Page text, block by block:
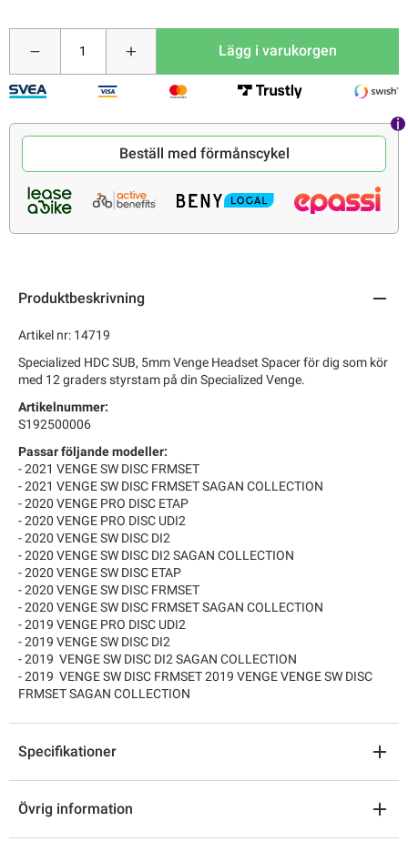
Lägg i varukorgen
Beställ med förmånscykel
Produktbeskrivning
Artikel nr: 14719
Specialized HDC SUB, 5mm Venge Headset Spacer för dig som kör
med 12 graders styrstam på din Specialized Venge.
Artikelnummer:
S192500006
Passar följande modeller:
- 2021 VENGE SW DISC FRMSET
- 2021 VENGE SW DISC FRMSET SAGAN COLLECTION
- 2020 VENGE PRO DISC ETAP
- 2020 VENGE PRO DISC UDI2
- 2020 VENGE SW DISC DI2
- 2020 VENGE SW DISC DI2 SAGAN COLLECTION
- 2020 VENGE SW DISC ETAP
- 2020 VENGE SW DISC FRMSET
- 2020 VENGE SW DISC FRMSET SAGAN COLLECTION
- 2019 VENGE PRO DISC UDI2
- 2019 VENGE SW DISC DI2
- 2019 VENGE SW DISC DI2 SAGAN COLLECTION
- 2019 VENGE SW DISC FRMSET 2019 VENGE VENGE SW DISC
FRMSET SAGAN COLLECTION
Specifikationer
Övrig information